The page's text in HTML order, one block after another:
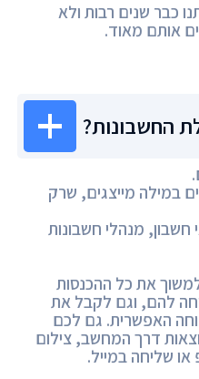
כבר שנים רבות ולא
אותם מאוד.
החשבונות?
במילה מייצגים, שרק
חשבון, מנהלי חשבונות
את כל ההכנסות
להם, וגם לקבל את
האפשרית. גם לכם
דרך המחשב, צילום
שליחה במייל.